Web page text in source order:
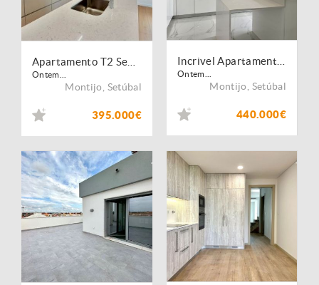
Ontem...
Montijo Setúbal
395.000€
Ontem...
Montijo Setúbal
440.000€